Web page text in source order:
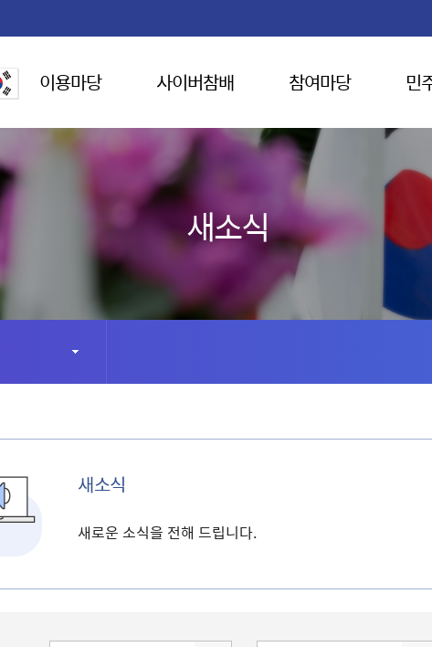
이용마당 사이버참배 참여마당 민
새소식
새소식
새로운 소식을 전해 드립니다.